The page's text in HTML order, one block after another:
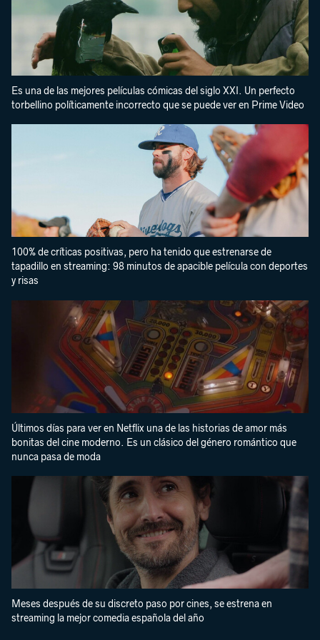
Es una de las mejores películas cómicas del siglo XXI. Un perfecto
torbellino políticamente incorrecto que se puede ver en Prime Video
100% de críticas positivas, pero ha tenido que estrenarse de
tapadillo en streaming: 98 minutos de apacible película con deportes
y risas
Últimos días para ver en Netflix una de las historias de amor más
bonitas del cine moderno. Es un clásico del género romántico que
nunca pasa de moda
Meses después de su discreto paso por cines, se estrena en
streaming la mejor comedia española del año